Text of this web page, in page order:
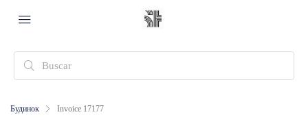
Будинок Invoice 17177